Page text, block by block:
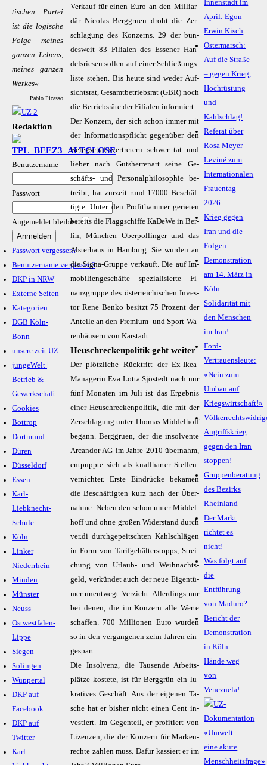
ti­schen Par­tei
ist die lo­gi­sche
Fol­ge mei­nes
gan­zen Le­bens,
mei­nes gan­zen
Wer­kes«
Pablo Picasso
Redaktion
Benutzername
Passwort
Angemeldet bleiben
Passwort vergessen?
Benutzername vergessen?
DKP in NRW
Externe Seiten
Kategorien
DGB Köln-
Bonn
unsere zeit UZ
jungeWelt |
Betrieb &
Gewerkschaft
Cookies
Bottrop
Dortmund
Düren
Düsseldorf
Essen
Karl-
Liebknecht-
Schule
Köln
Linker
Niederrhein
Minden
Münster
Neuss
Ostwestfalen-
Lippe
Siegen
Solingen
Wuppertal
DKP auf
Facebook
DKP auf
Twitter
Karl-
Ver­kauf für ei­nen Eu­ro an den Mil­li­ar­
där Ni­co­las Berg­gru­en droht die Zer­
schla­gung des Kon­zerns. 29 der bun­
des­weit 83 Fi­lia­len des Es­se­ner Han­
dels­rie­sen sol­len auf ei­ner Schlie­ßungs­
lis­te ste­hen. Bis heu­te sind we­der Auf­
sichts­rat, Ge­samt­be­triebs­rat (GBR) noch
die Be­triebs­rä­te der Fi­lia­len in­for­miert.
Der Kon­zern, der sich schon im­mer mit
der In­for­ma­ti­ons­pflicht ge­gen­über den
Be­leg­schafts­ver­tre­tern schwer tat und
lie­ber nach Guts­her­ren­art sei­ne Ge­
schäfts- und Per­so­n­alphi­lo­so­phie be­
treibt, hat zur­zeit rund 17000 Be­schäf­
tig­te. Un­ter den Pro­fit­ham­mer ge­rie­ten
be­reits die Flagg­schif­fe Ka­DeWe in Ber­
lin, Mün­chen Ober­pol­lin­ger und das
Als­ter­haus in Ham­burg. Sie wur­den an
die Si­gna-Grup­pe ver­kauft. Die auf Im­
mo­bi­li­en­ge­schäf­te spe­zia­li­sier­te Fi­
nanz­grup­pe des ös­ter­rei­chi­schen In­ves­
tor Re­ne Ben­ko be­sitzt 75 Pro­zent der
An­tei­le an den Pre­mi­um- und Sport-Wa­
ren­häu­sern von Kar­stadt.
Heuschreckenpolitik geht weiter
Der plötz­li­che Rück­tritt der Ex-Ikea-
Ma­na­ge­rin Eva Lot­ta Sjös­tedt nach nur
fünf Mo­na­ten im Ju­li ist das Er­geb­nis
ei­ner Heu­schre­cken­po­li­tik, die mit der
Zer­schla­gung un­ter Tho­mas Mid­del­hoff
be­gann. Berg­gru­en, der die in­sol­ven­te
Ar­can­dor AG im Jah­re 2010 über­nahm,
ent­pupp­te sich als knall­har­ter Stel­len­
ver­nich­ter. Ers­te Ein­drü­cke be­ka­men
die Be­schäf­tig­ten kurz nach der Über­
nah­me. Ne­ben den schon un­ter Mid­del­
hoff und oh­ne gro­ßen Wi­der­stand durch
ver.di durch­ge­peitsch­ten Kahl­schlä­gen
in Form von Ta­rif­ge­häl­ter­stopps, Strei­
chung von Ur­laub- und Weih­nachts­
geld, ver­kün­det auch der neue Ei­gen­tü­
mer un­ent­wegt Ver­zicht. Al­ler­dings nur
bei de­nen, die im Kon­zern al­le Wer­te
schaf­fen. 700 Mil­lio­nen Eu­ro wur­den
so in den ver­gan­ge­nen zehn Jah­ren ein­
ge­spart.
Die In­sol­venz, die Tau­sen­de Ar­beits­
plät­ze kos­te­te, ist für Berg­grün ein lu­
kra­ti­ves Ge­schäft. Aus der ei­ge­nen Ta­
sche hat er bis­her nicht ei­nen Cent in­
ves­tiert. Im Ge­gen­teil, er pro­fi­tiert von
Li­zen­zen, die der Kon­zern für Mar­ken­
rech­te zah­len muss. Da­für kas­siert er im
Innenstadt im
April: Egon
Erwin Kisch
Ostermarsch:
Auf die Straße
– gegen Krieg,
Hochrüstung
und
Kahlschlag!
Referat über
Rosa Meyer-
Leviné zum
Internationalen
Frauentag
2026
Krieg gegen
Iran und die
Folgen
Demonstration
am 14. März in
Köln:
Solidarität mit
den Menschen
im Iran!
Ford-
Vertrauensleute:
«Nein zum
Umbau auf
Kriegswirtschaft!»
Angriffskrieg
gegen den Iran
stoppen!
Gruppenberatung
des Bezirks
Rheinland
Der Markt
richtet es
nicht!
Was folgt auf
die
Entführung
von Maduro?
Bericht der
Demonstration
in Köln:
Hände weg
von
Venezuela!